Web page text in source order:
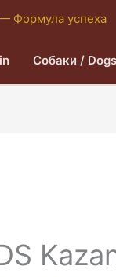
Собаки / Dogs